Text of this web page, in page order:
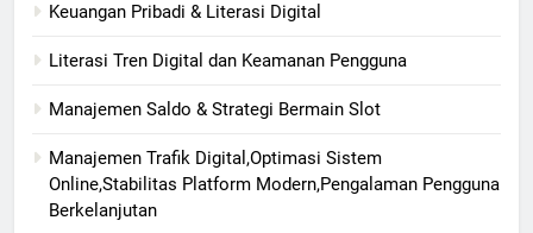
Keuangan Pribadi & Literasi Digital
Literasi Tren Digital dan Keamanan Pengguna
Manajemen Saldo & Strategi Bermain Slot
Manajemen Trafik Digital,Optimasi Sistem
Online,Stabilitas Platform Modern,Pengalaman Pengguna
Berkelanjutan